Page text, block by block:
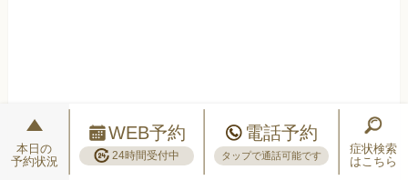
本日の
予約状況
WEB予約
24時間受付中
電話予約
タップで通話可能です
症状検索
はこちら